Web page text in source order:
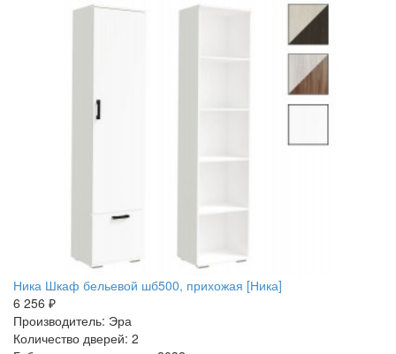
Ника Шкаф бельевой шб500, прихожая [Ника]
6 256 ₽
Производитель: Эра
Количество дверей: 2